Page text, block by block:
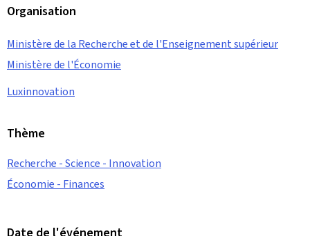
Organisation
Ministère de la Recherche et de l'Enseignement supérieur
Ministère de l'Économie
Luxinnovation
Thème
Recherche - Science - Innovation
Économie - Finances
Date de l'événement